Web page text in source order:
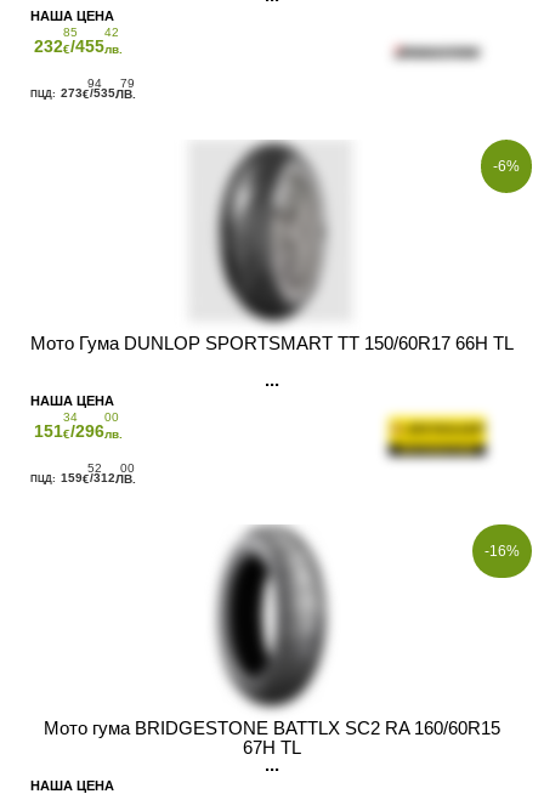
232
85
€/455
42
лв.
273
94
€/535
79
ЛВ.
-6%
Мото Гума DUNLOP SPORTSMART TT 150/60R17 66H TL
151
34
€/296
00
лв.
159
52
€/312
00
ЛВ.
-16%
Мото гума BRIDGESTONE BATTLX SC2 RA 160/60R15
67H TL